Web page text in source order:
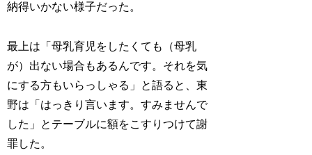
納得いかない様子だった。
最上は「母乳育児をしたくても（母乳
が）出ない場合もあるんです。それを気
にする方もいらっしゃる」と語ると、東
野は「はっきり言います。すみませんで
した」とテーブルに額をこすりつけて謝
罪した。